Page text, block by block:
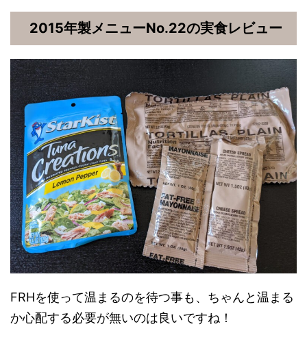
2015年製メニューNo.22の実食レビュー
FRHを使って温まるのを待つ事も、ちゃんと温まる
か心配する必要が無いのは良いですね！